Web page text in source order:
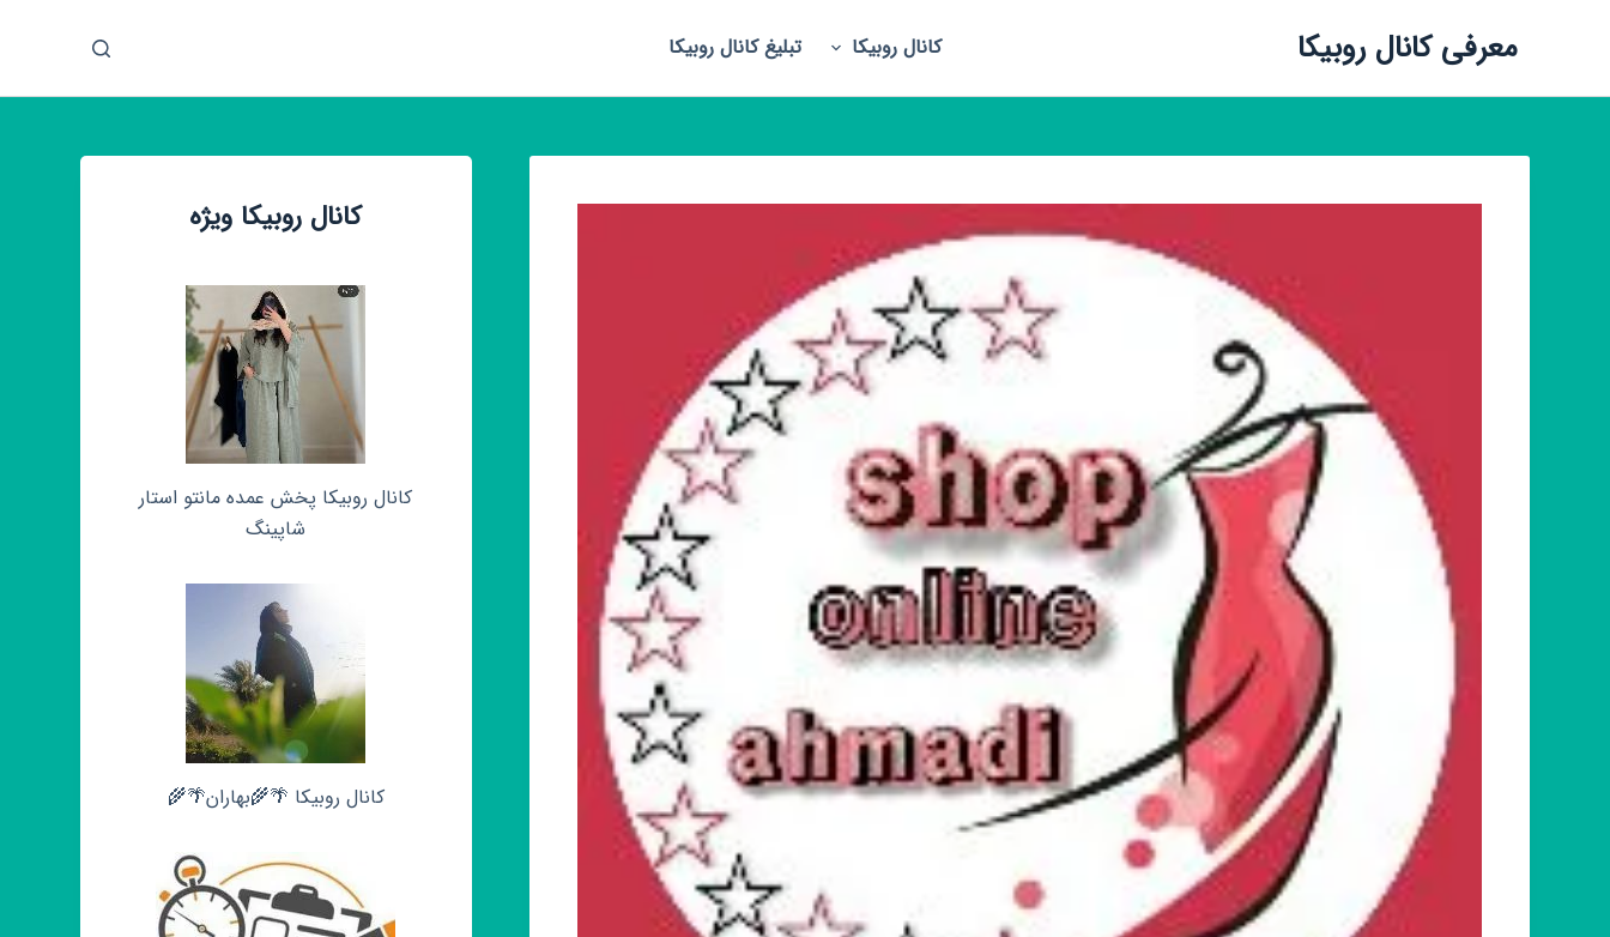
ش
معرفی کانال روبیکا کانال روبیکا تبلیغ کانال روبیکا
کانال روبیکا ویژه
کانال روبیکا پخش عمده مانتو استار
شاپینگ
کانال روبیکا 🌴🌾بهاران🌴🌾